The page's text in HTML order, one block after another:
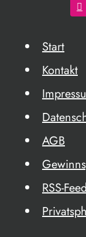
Start
Kontakt
AGB
RSS-